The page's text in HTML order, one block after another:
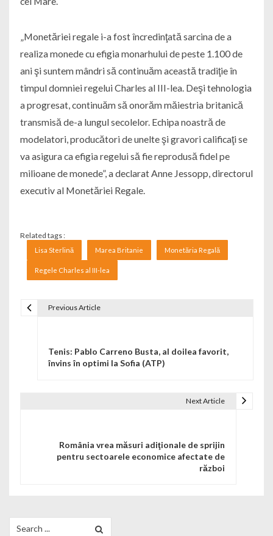
„Monetăriei regale i-a fost încredinţată sarcina de a
realiza monede cu efigia monarhului de peste 1.100 de
ani şi suntem mândri să continuăm această tradiţie în
timpul domniei regelui Charles al III-lea. Deşi tehnologia
a progresat, continuăm să onorăm măiestria britanică
transmisă de-a lungul secolelor. Echipa noastră de
modelatori, producători de unelte şi gravori calificaţi se
va asigura ca efigia regelui să fie reprodusă fidel pe
milioane de monede”, a declarat Anne Jessopp, directorul
executiv al Monetăriei Regale.
Related tags :
Lisa Sterlină Marea Britanie Monetăria Regală
Regele Charles al III-lea
Previous Article
Tenis: Pablo Carreno Busta, al doilea favorit,
învins în optimi la Sofia (ATP)
Next Article
România vrea măsuri adiţionale de sprijin
pentru sectoarele economice afectate de
război